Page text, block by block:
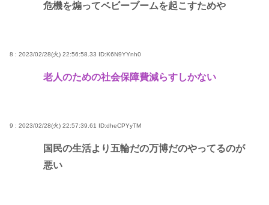
危機を煽ってベビーブームを起こすためや
8 : 2023/02/28(火) 22:56:58.33 ID:K6N9YYnh0
老人のための社会保障費減らすしかない
9 : 2023/02/28(火) 22:57:39.61 ID:dheCPYyTM
国民の生活より五輪だの万博だのやってるのが
悪い